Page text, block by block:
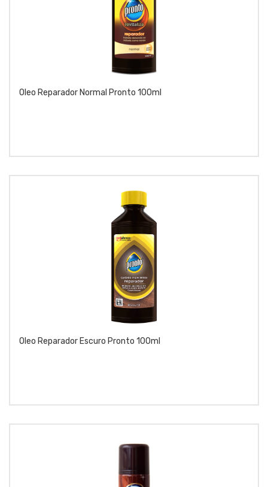
Oleo Reparador Normal Pronto 100ml
Oleo Reparador Escuro Pronto 100ml